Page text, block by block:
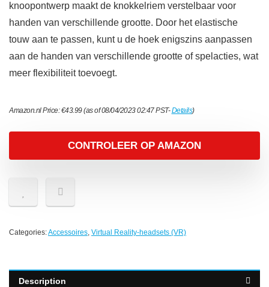
knoopontwerp maakt de knokkelriem verstelbaar voor
handen van verschillende grootte. Door het elastische
touw aan te passen, kunt u de hoek enigszins aanpassen
aan de handen van verschillende grootte of spelacties, wat
meer flexibiliteit toevoegt.
Amazon.nl Price:€43.99(as of 08/04/2023 02:47 PST-Details)
CONTROLEER OP AMAZON
Categories:Accessoires, Virtual Reality-headsets (VR)
Description